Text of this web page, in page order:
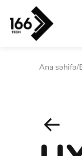
Ana səhifə/